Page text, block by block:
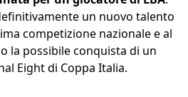
un nuovo talento
competizione nazionale e al
la possibile conquista di un
Eight di Coppa Italia.